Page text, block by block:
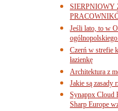
SIERPNIOWY
Jeśli lato, to w
Czerń w strefie
łazienkę
Architektura z
Jakie są zasady
Synappx Cloud
Sharp Europe